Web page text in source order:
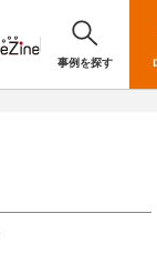
事例を探す